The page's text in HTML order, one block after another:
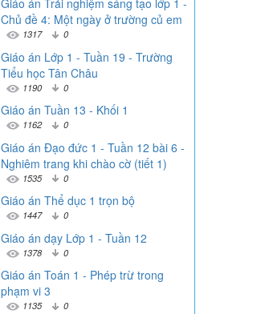
Giáo án Trải nghiệm sáng tạo lớp 1 -
Chủ đề 4: Một ngày ở trường củ em
1317 0
Giáo án Lớp 1 - Tuần 19 - Trường
Tiểu học Tân Châu
1190 0
Giáo án Tuần 13 - Khối 1
1162 0
Giáo án Đạo đức 1 - Tuần 12 bài 6 -
Nghiêm trang khi chào cờ (tiết 1)
1535 0
Giáo án Thể dục 1 trọn bộ
1447 0
Giáo án dạy Lớp 1 - Tuần 12
1378 0
Giáo án Toán 1 - Phép trừ trong
phạm vi 3
1135 0